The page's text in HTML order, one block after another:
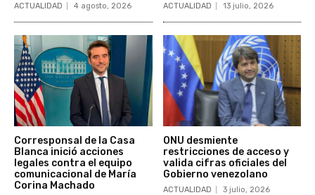
ACTUALIDAD 4 agosto, 2026 ACTUALIDAD 13 julio, 2026
Corresponsal de la Casa
Blanca inició acciones
legales contra el equipo
comunicacional de María
Corina Machado
ONU desmiente
restricciones de acceso y
valida cifras oficiales del
Gobierno venezolano
ACTUALIDAD 3 julio, 2026